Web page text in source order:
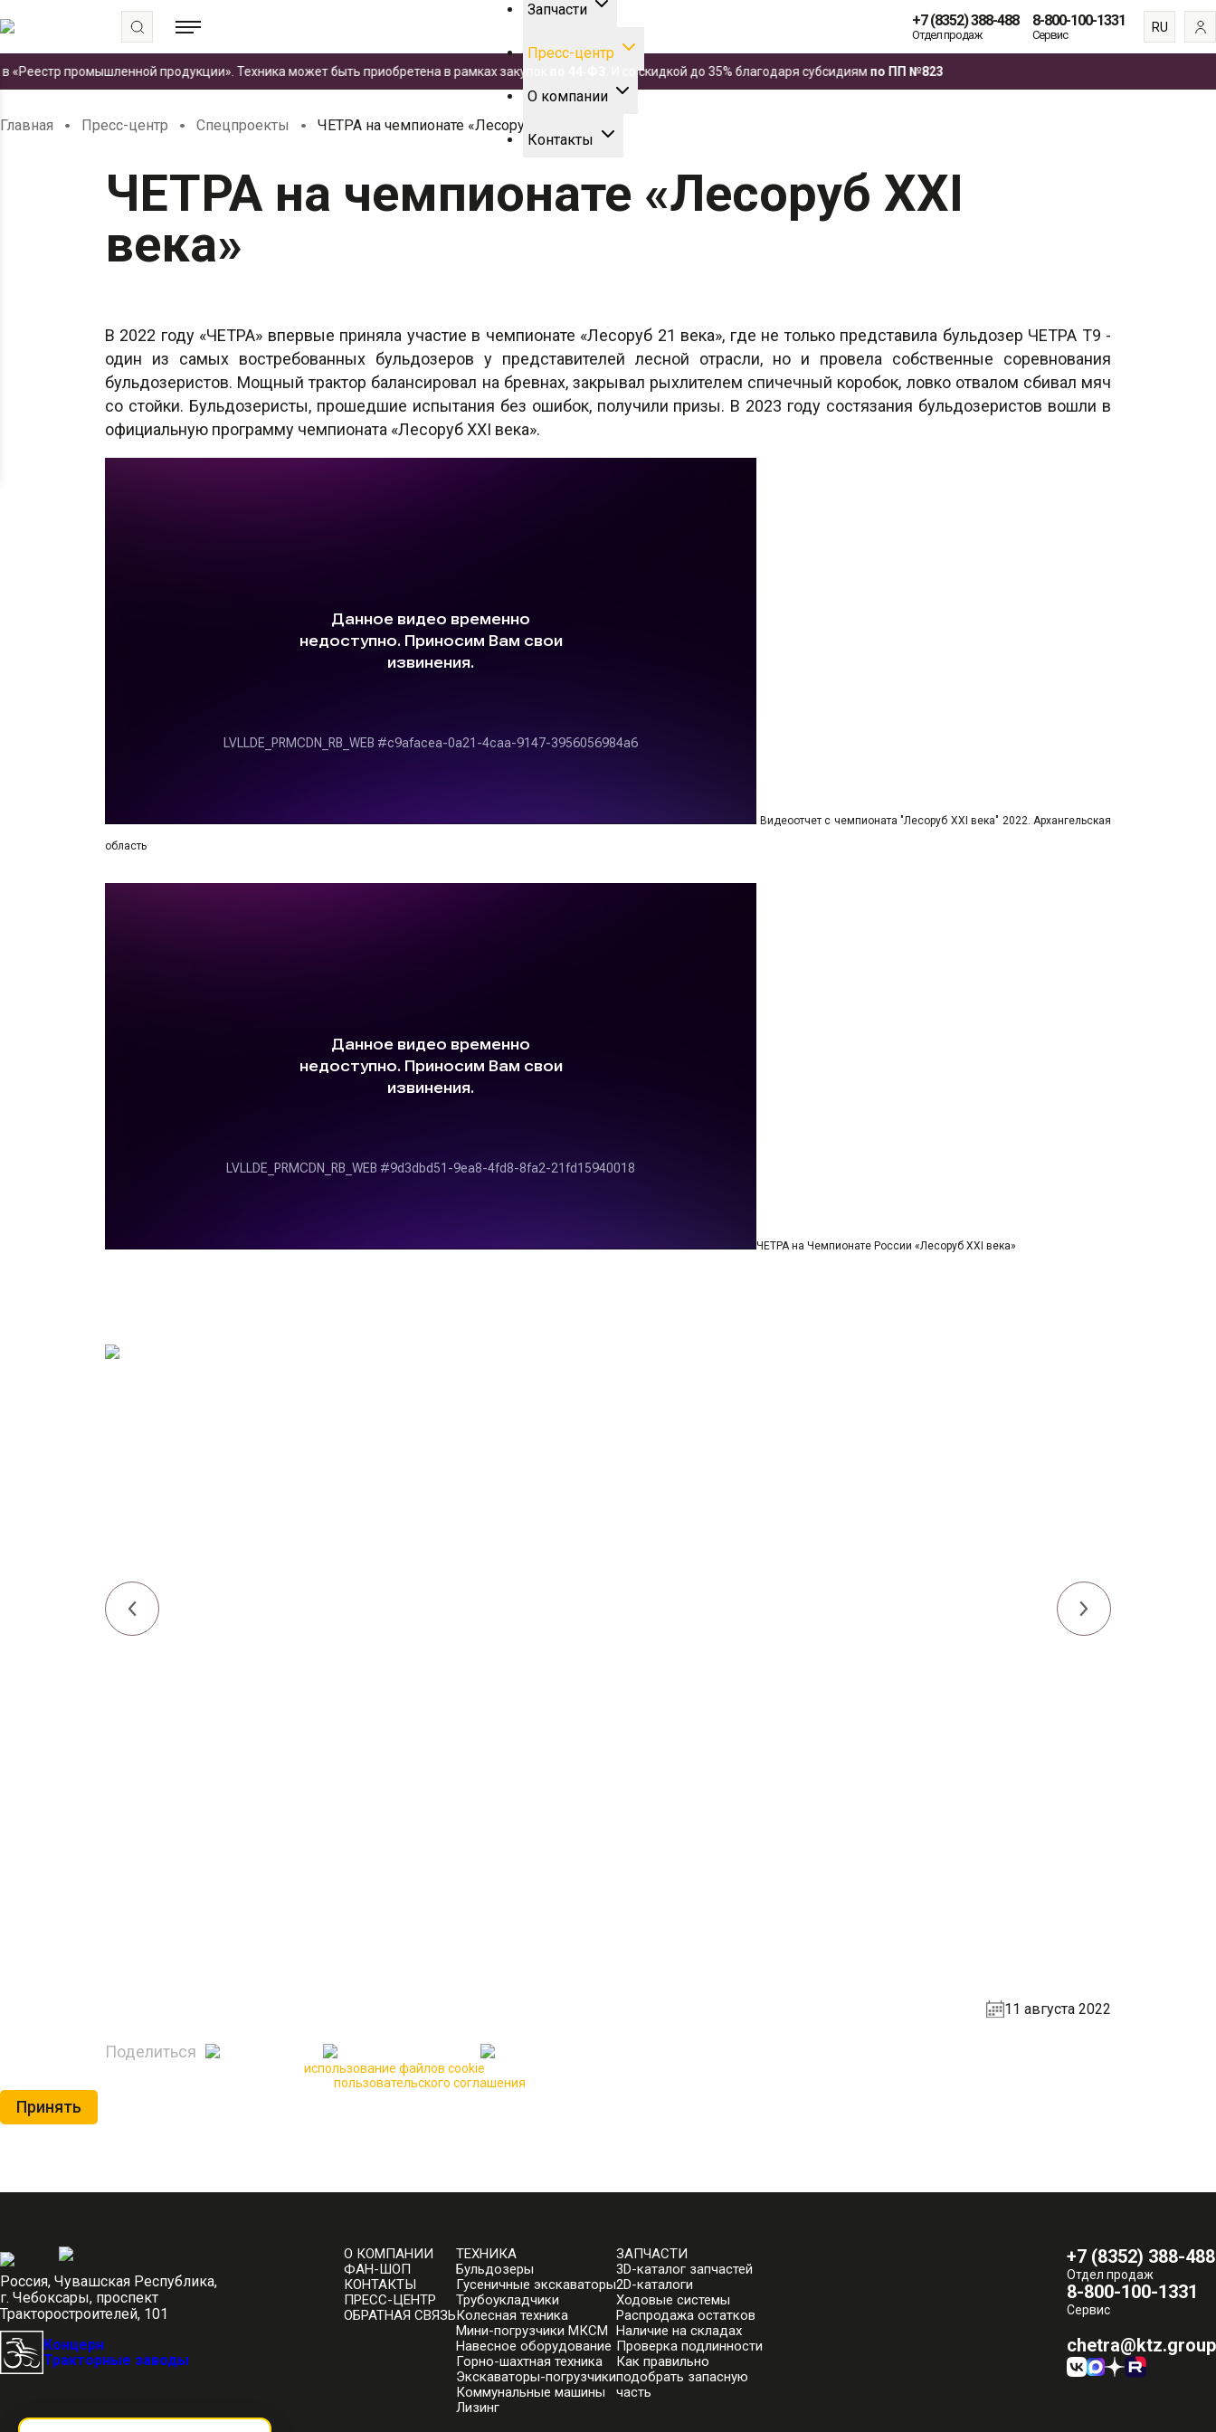
Запчасти
Пресс-центр
О компании
Контакты
+7 (8352) 388-488
Отдел продаж
8-800-100-1331
Сервис
RU
EN
ES
промышленной продукции». Техника может быть приобретена в рамках закупокпо 44‑ФЗ . И со скидкой до 35% благодаря субсидиямпо ПП №823
Главная . Пресс-центр . Спецпроекты . ЧЕТРА на чемпионате «Лесоруб XXI века»
ЧЕТРА на чемпионате «Лесоруб XXI
века»
В 2022 году «ЧЕТРА» впервые приняла участие в чемпионате «Лесоруб 21 века», где не только представила бульдозер ЧЕТРА Т9 -
один из самых востребованных бульдозеров у представителей лесной отрасли, но и провела собственные соревнования
бульдозеристов. Мощный трактор балансировал на бревнах, закрывал рыхлителем спичечный коробок, ловко отвалом сбивал мяч
со стойки. Бульдозеристы, прошедшие испытания без ошибок, получили призы. В 2023 году состязания бульдозеристов вошли в
официальную программу чемпионата «Лесоруб XXI века».
Видеоотчет с чемпионата "Лесоруб XXI века" 2022. Архангельская
область
ЧЕТРА на Чемпионате России «Лесоруб XXI века»
Поделиться
11 августа 2022
использование файлов cookie
пользовательского соглашения
Принять
Россия, Чувашская Республика,
г. Чебоксары, проспект
Тракторостроителей, 101
Концерн
Тракторные заводы
О КОМПАНИИ
ФАН-ШОП
КОНТАКТЫ
ПРЕСС-ЦЕНТР
ОБРАТНАЯ СВЯЗЬ
ТЕХНИКА
Бульдозеры
Гусеничные экскаваторы
Трубоукладчики
Колесная техника
Мини-погрузчики МКСМ
Навесное оборудование
Горно-шахтная техника
Экскаваторы-погрузчики
Коммунальные машины
Лизинг
ЗАПЧАСТИ
3D-каталог запчастей
2D-каталоги
Ходовые системы
Распродажа остатков
Наличие на складах
Проверка подлинности
Как правильно
подобрать запасную
часть
+7 (8352) 388-488
Отдел продаж
8-800-100-1331
Сервис
chetra@ktz.group